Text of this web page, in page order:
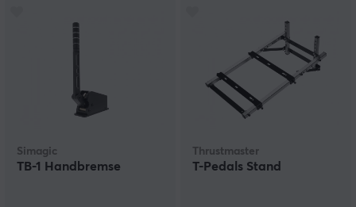
Simagic
TB-1 Handbremse
Thrustmaster
T-Pedals Stand